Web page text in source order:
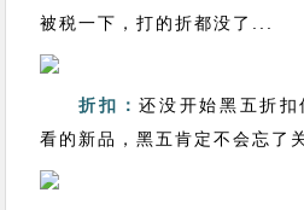
被税一下，打的折都没了...
折扣：还没开始黑五折
看的新品，黑五肯定不会忘了